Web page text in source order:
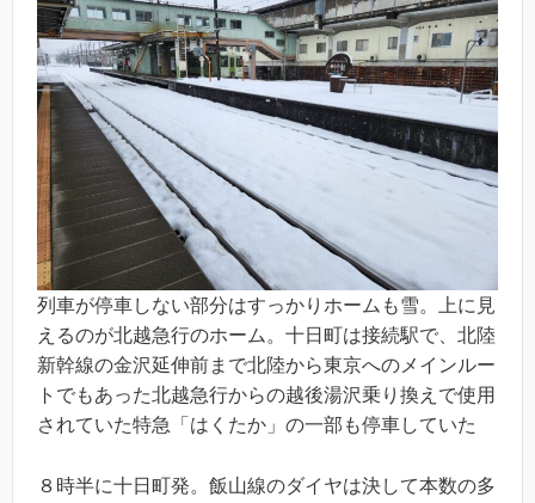
列車が停車しない部分はすっかりホームも雪。上に見
えるのが北越急行のホーム。十日町は接続駅で、北陸
新幹線の金沢延伸前まで北陸から東京へのメインルー
トでもあった北越急行からの越後湯沢乗り換えで使用
されていた特急「はくたか」の一部も停車していた
８時半に十日町発。飯山線のダイヤは決して本数の多